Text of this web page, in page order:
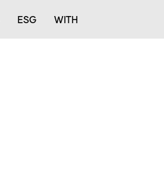
ESG WITH